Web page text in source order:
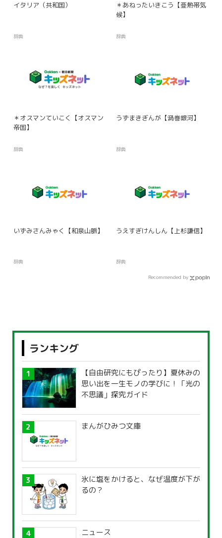
イタリア（共和国）
辞典
＊あねったいきこう【亜熱帯気
候】
辞典
＊オスマンていこく【オスマン
帝国】
辞典
うずまきぎんが【渦巻銀河】
辞典
いずみさんみゃく【和泉山脈】
辞典
うえすぎけんしん【上杉謙信】
辞典
Recommended by
ランキング
【自由研究にもぴったり】夏休みの
思い出を一生モノの学びに！「光の
不思議」探究ガイド
まんがひみつ文庫
氷に塩をかけると、なぜ温度が下が
るの？
ニュース